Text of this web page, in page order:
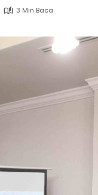
3 Min Baca